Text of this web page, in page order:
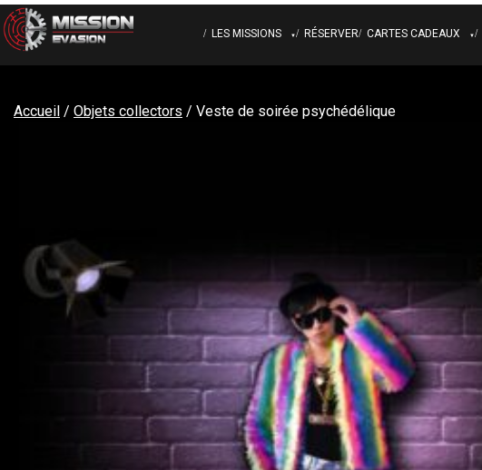
Skip
to
content
LES MISSIONS
EXCURSION CARCÉRALE
MAFIA DU DIMANCHE
RÉSERVER CARTES CADEAUX
CARTE CADEAU
OBJETS COLLECTORS
Accueil / Objets collectors / Veste de soirée psychédélique